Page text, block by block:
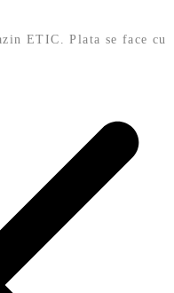
ETIC. Plata se face cu